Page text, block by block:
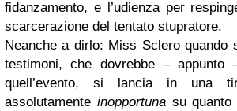
fidanzamento, e l’udienza per
scarcerazione del tentato stupratore.
Neanche a dirlo: Miss Sclero quando
testimoni, che dovrebbe – appunto
quell’evento, si lancia in una
assolutamente inopportunasu quanto